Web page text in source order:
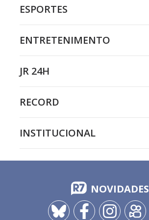
ESPORTES
ENTRETENIMENTO
JR 24H
RECORD
INSTITUCIONAL
NOVIDADES